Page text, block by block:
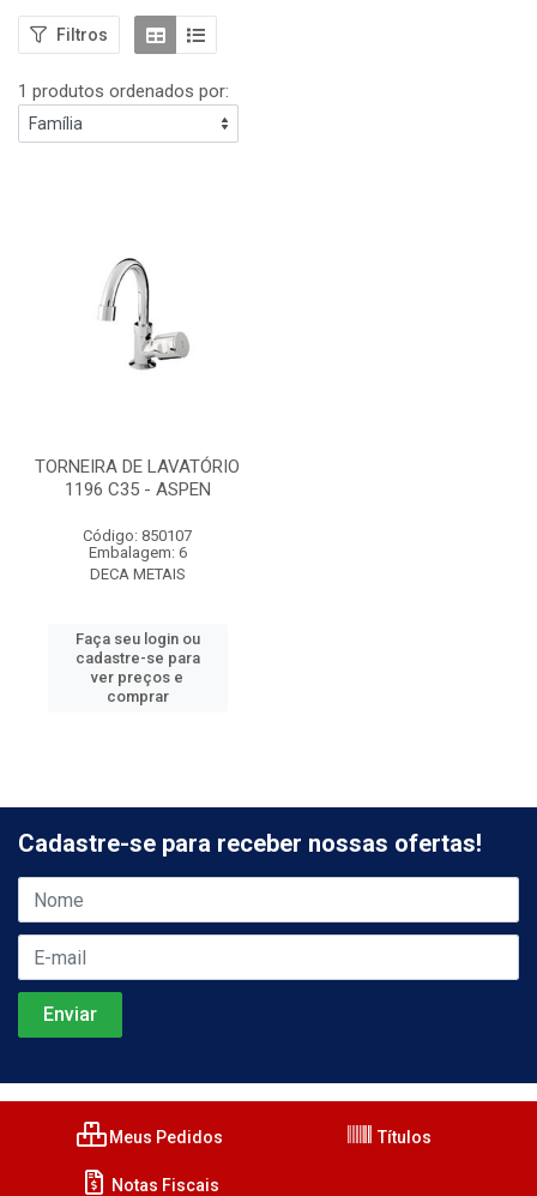
Filtros
1 produtos ordenados por:
TORNEIRA DE LAVATÓRIO
1196 C35 - ASPEN
Código: 850107
Embalagem: 6
DECA METAIS
Faça seu login ou
cadastre-se para
ver preços e
comprar
Cadastre-se para receber nossas ofertas!
Meus Pedidos Títulos
Notas Fiscais